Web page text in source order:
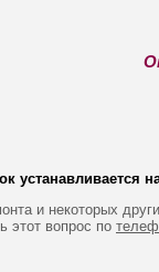
устанавливается
и некоторых
этот вопрос по